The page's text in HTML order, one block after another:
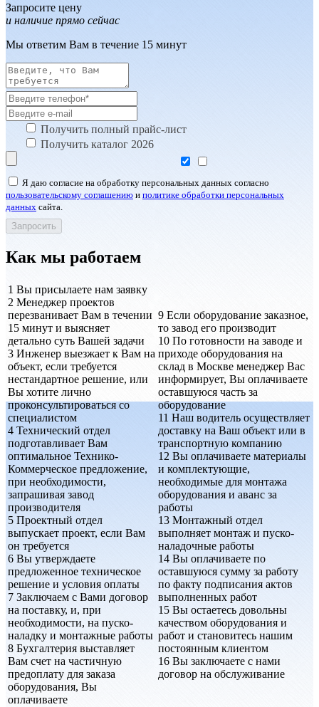
Запросите цену
и наличие прямо сейчас
Мы ответим Вам в течение 15 минут
Получить полный прайс-лист
Получить каталог 2026
Я даю согласие на обработку персональных данных согласно
пользовательскому соглашению и политике обработки персональных
данных сайта.
Как мы работаем
1 Вы присылаете нам заявку
2 Менеджер проектов
перезванивает Вам в течении
15 минут и выясняет
детально суть Вашей задачи
3 Инженер выезжает к Вам на
объект, если требуется
нестандартное решение, или
Вы хотите лично
проконсультироваться со
специалистом
4 Технический отдел
подготавливает Вам
оптимальное Технико-
Коммерческое предложение,
при необходимости,
запрашивая завод
производителя
5 Проектный отдел
выпускает проект, если Вам
он требуется
6 Вы утверждаете
предложенное техническое
решение и условия оплаты
7 Заключаем с Вами договор
на поставку, и, при
необходимости, на пуско-
наладку и монтажные работы
8 Бухгалтерия выставляет
Вам счет на частичную
предоплату для заказа
оборудования, Вы
оплачиваете
9 Если оборудование заказное,
то завод его производит
10 По готовности на заводе и
приходе оборудования на
склад в Москве менеджер Вас
информирует, Вы оплачиваете
оставшуюся часть за
оборудование
11 Наш водитель осуществляет
доставку на Ваш объект или в
транспортную компанию
12 Вы оплачиваете материалы
и комплектующие,
необходимые для монтажа
оборудования и аванс за
работы
13 Монтажный отдел
выполняет монтаж и пуско-
наладочные работы
14 Вы оплачиваете по
оставшуюся сумму за работу
по факту подписания актов
выполненных работ
15 Вы остаетесь довольны
качеством оборудования и
работ и становитесь нашим
постоянным клиентом
16 Вы заключаете с нами
договор на обслуживание